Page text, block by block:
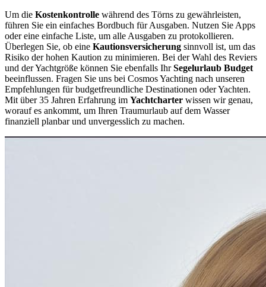
Um die Kostenkontrolle während des Törns zu gewährleisten,
führen Sie ein einfaches Bordbuch für Ausgaben. Nutzen Sie Apps
oder eine einfache Liste, um alle Ausgaben zu protokollieren.
Überlegen Sie, ob eine Kautionsversicherung sinnvoll ist, um das
Risiko der hohen Kaution zu minimieren. Bei der Wahl des Reviers
und der Yachtgröße können Sie ebenfalls IhrSegelurlaub Budget
beeinflussen. Fragen Sie uns bei Cosmos Yachting nach unseren
Empfehlungen für budgetfreundliche Destinationen oder Yachten.
Mit über 35 Jahren Erfahrung im Yachtcharter wissen wir genau,
worauf es ankommt, um Ihren Traumurlaub auf dem Wasser
finanziell planbar und unvergesslich zu machen.